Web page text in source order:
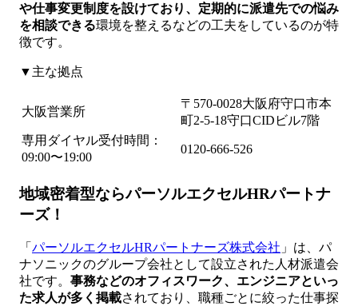
や仕事変更制度を設けており、定期的に派遣先での悩み
を相談できる環境を整えるなどの工夫をしているのが特
徴です。
▼主な拠点
大阪営業所
〒570-0028大阪府守口市本
町2-5-18守口CIDビル7階
専用ダイヤル受付時間：
09:00〜19:00
0120-666-526
地域密着型ならパーソルエクセルHRパートナ
ーズ！
「 パーソルエクセルHRパートナーズ株式会社 」は、パ
ナソニックのグループ会社として設立された人材派遣会
社です。 事務などのオフィスワーク、エンジニアといっ
た求人が多く掲載されており、職種ごとに絞った仕事探